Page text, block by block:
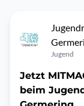
Jugend
Jetzt
beim